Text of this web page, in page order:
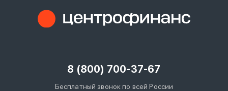
8 (800) 700-37-67
Бесплатный звонок по всей России